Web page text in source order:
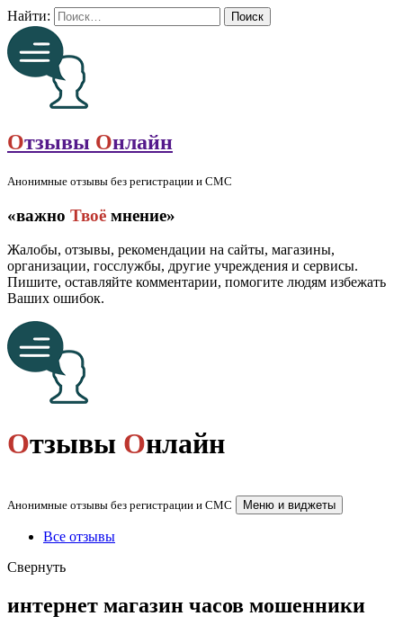
Найти:
Отзывы Онлайн
Анонимные отзывы без регистрации и СМС
«важно Твоё мнение»
Жалобы, отзывы, рекомендации на сайты, магазины,
организации, госслужбы, другие учреждения и сервисы.
Пишите, оставляйте комментарии, помогите людям избежать
Ваших ошибок.
Отзывы Онлайн
Анонимные отзывы без регистрации и СМС Меню и виджеты
Все отзывы
Свернуть
интернет магазин часов мошенники